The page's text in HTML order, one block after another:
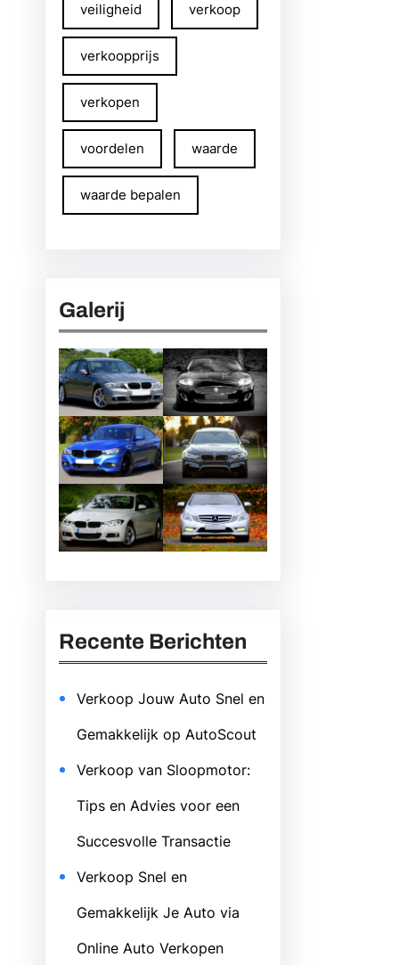
veiligheid verkoop
verkoopprijs
verkopen
voordelen waarde
waarde bepalen
Galerij
Recente Berichten
Verkoop Jouw Auto Snel en
Gemakkelijk op AutoScout
Verkoop van Sloopmotor:
Tips en Advies voor een
Succesvolle Transactie
Verkoop Snel en
Gemakkelijk Je Auto via
Online Auto Verkopen